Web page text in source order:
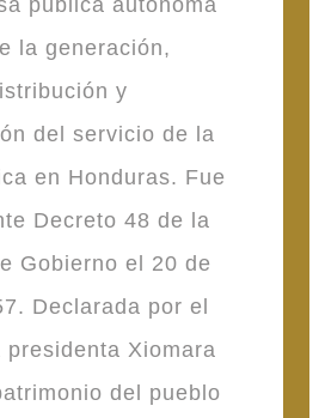
pública autónoma
la generación,
y
del servicio de la
en Honduras. Fue
Decreto 48 de la
Gobierno el 20 de
Declarada por el
Xiomara
del pueblo